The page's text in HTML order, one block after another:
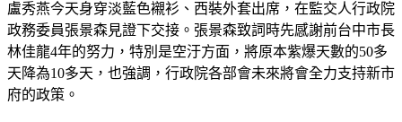
政務委員張景森見證下交接。張景森致詞時先感謝前台中市長
林佳龍4年的努力，特別是空汙方面，將原本紫爆天數的50多
天降為10多天，也強調，行政院各部會未來將會全力支持新市
府的政策。